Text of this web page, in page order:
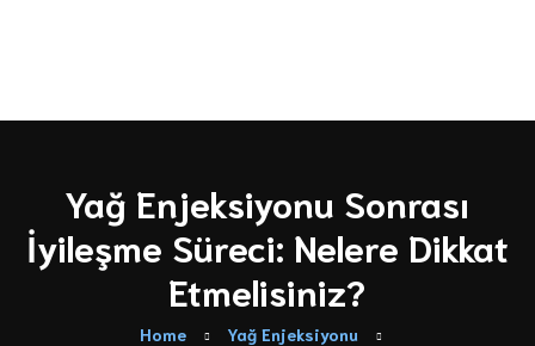
Yağ Enjeksiyonu Sonrası
İyileşme Süreci: Nelere Dikkat
Etmelisiniz?
Home
Yağ Enjeksiyonu